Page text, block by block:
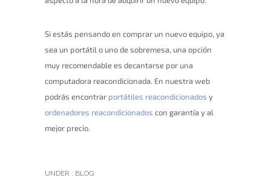
Si estás pensando en comprar un nuevo equipo, ya
sea un portátil o uno de sobremesa, una opción
muy recomendable es decantarse por una
computadora reacondicionada. En nuestra web
podrás encontrar portátiles reacondicionados y
ordenadores reacondicionados con garantía y al
mejor precio.
UNDER : BLOG